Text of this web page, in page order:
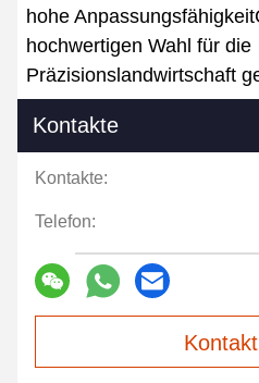
hohe
hochwertigen Wahl für die
Präzisionslandwirtschaft
Kontakte
Kontakte:
Telefon: